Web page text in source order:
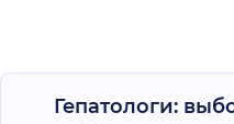
Гепатологи: